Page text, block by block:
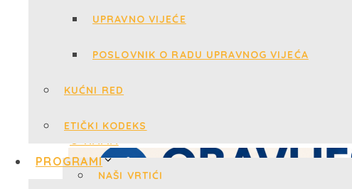
UPRAVNO VIJEĆE
POSLOVNIK O RADU UPRAVNOG VIJEĆA
KUĆNI RED
ETIČKI KODEKS
PROGRAMI